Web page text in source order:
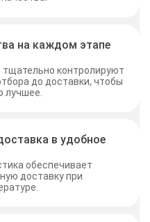
на каждом этапе
контролируют
до доставки, чтобы
лучшее.
в удобное
обеспечивает
доставку при